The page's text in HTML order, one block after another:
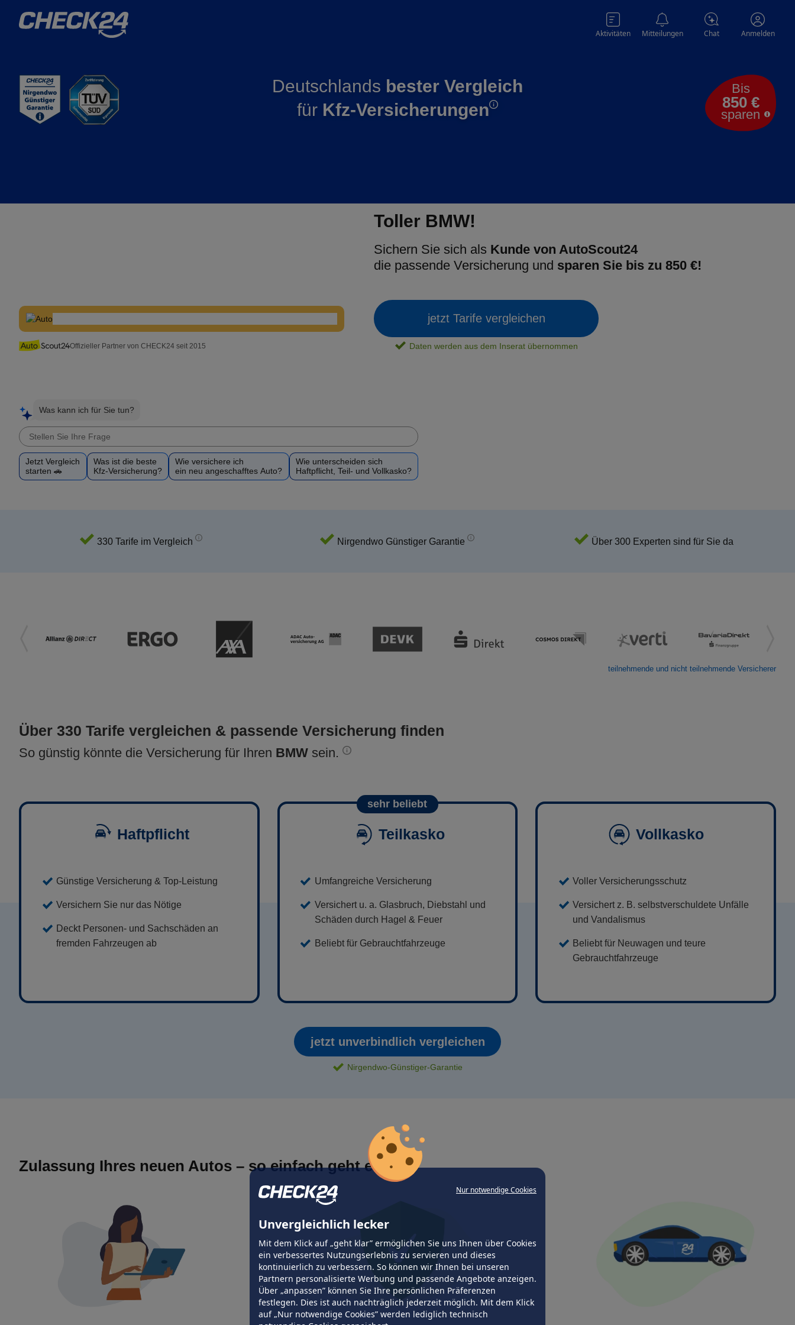
Nur notwendige Cookies
Unvergleichlich lecker
Mit dem Klick auf „geht klar” ermöglichen Sie uns Ihnen über Cookies
ein verbessertes Nutzungserlebnis zu servieren und dieses
kontinuierlich zu verbessern. So können wir Ihnen bei unseren
Partnern personalisierte Werbung und passende Angebote anzeigen.
Über „anpassen” können Sie Ihre persönlichen Präferenzen
festlegen. Dies ist auch nachträglich jederzeit möglich. Mit dem Klick
auf „Nur notwendige Cookies” werden lediglich technisch
Aktivitäten Mitteilungen Chat Anmelden
Deutschlands bester Vergleich
für Kfz-Versicherungen
Bis
850 €
sparen
Offizieller Partner von CHECK24 seit 2015
Toller BMW!
Sichern Sie sich als Kunde von AutoScout24
die passende Versicherung und sparen Sie bis zu 850 €!
jetzt Tarife vergleichen
Daten werden aus dem Inserat übernommen
Was kann ich für Sie tun?
Jetzt Vergleich
starten 🚗
Was ist die beste
Kfz-Versicherung?
Wie versichere ich
ein neu angeschafftes Auto?
Wie unterscheiden sich
Haftpflicht, Teil- und Vollkasko?
330 Tarife im Vergleich Nirgendwo Günstiger Garantie Über 300 Experten sind für Sie da
teilnehmende und nicht teilnehmende Versicherer
Über 330 Tarife vergleichen & passende Versicherung finden
So günstig könnte die Versicherung für Ihren BMW sein.
Haftpflicht
Günstige Versicherung & Top-Leistung
Versichern Sie nur das Nötige
Deckt Personen- und Sachschäden an
fremden Fahrzeugen ab
sehr beliebt
Teilkasko
Umfangreiche Versicherung
Versichert u. a. Glasbruch, Diebstahl und
Schäden durch Hagel & Feuer
Beliebt für Gebrauchtfahrzeuge
Vollkasko
Voller Versicherungsschutz
Versichert z. B. selbstverschuldete Unfälle
und Vandalismus
Beliebt für Neuwagen und teure
Gebrauchtfahrzeuge
jetzt unverbindlich vergleichen
Nirgendwo-Günstiger-Garantie
Zulassung Ihres neuen Autos – so einfach geht es